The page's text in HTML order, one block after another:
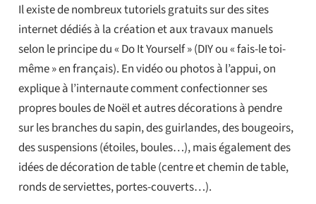
Il existe de nombreux tutoriels gratuits sur des sites
internet dédiés à la création et aux travaux manuels
selon le principe du « Do It Yourself » (DIY ou « fais-le toi-
même » en français). En vidéo ou photos à l’appui, on
explique à l’internaute comment confectionner ses
propres boules de Noël et autres décorations à pendre
sur les branches du sapin, des guirlandes, des bougeoirs,
des suspensions (étoiles, boules…), mais également des
idées de décoration de table (centre et chemin de table,
ronds de serviettes, portes-couverts…).